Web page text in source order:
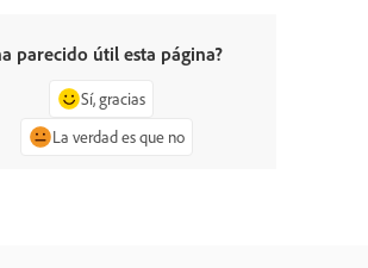
parecido útil esta página?
Sí, gracias
La verdad es que no